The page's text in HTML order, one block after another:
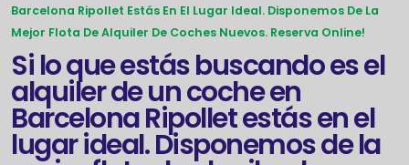
Barcelona Ripollet Estás En El Lugar Ideal. Disponemos De La
Mejor Flota De Alquiler De Coches Nuevos. Reserva Online!
Si lo que estás buscando es el
alquiler de un coche en
Barcelona Ripollet estás en el
lugar ideal. Disponemos de la